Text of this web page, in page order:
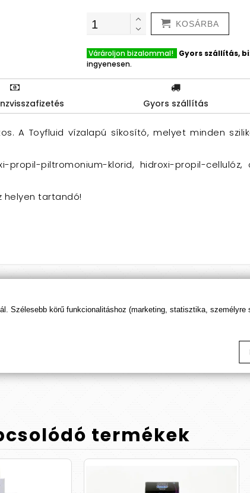
KOSÁRBA
Várároljon bizalommal! Gyors szállítás,
ingyenesen.
Gyors szállítás
A Toyfluid vízalapú síkosító, melyet minden
propil-piltromonium-klorid, hidroxi-propil-
helyen tartandó!
termékek
Szélesebb körű funkcionalitáshoz (marketing, statisztika, személyre